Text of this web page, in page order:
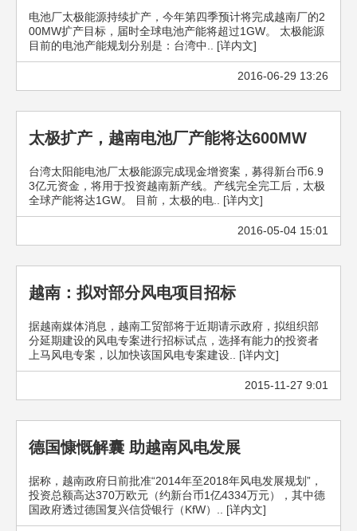
电池厂太极能源持续扩产，今年第四季预计将完成越南厂的2
00MW扩产目标，届时全球电池产能将超过1GW。 太极能源
目前的电池产能规划分别是：台湾中.. [详内文]
2016-06-29 13:26
太极扩产，越南电池厂产能将达600MW
台湾太阳能电池厂太极能源完成现金增资案，募得新台币6.9
3亿元资金，将用于投资越南新产线。产线完全完工后，太极
全球产能将达1GW。 目前，太极的电.. [详内文]
2016-05-04 15:01
越南：拟对部分风电项目招标
据越南媒体消息，越南工贸部将于近期请示政府，拟组织部
分延期建设的风电专案进行招标试点，选择有能力的投资者
上马风电专案，以加快该国风电专案建设.. [详内文]
2015-11-27 9:01
德国慷慨解囊 助越南风电发展
据称，越南政府日前批准“2014年至2018年风电发展规划”，
投资总额高达370万欧元（约新台币1亿4334万元），其中德
国政府透过德国复兴信贷银行（KfW）.. [详内文]